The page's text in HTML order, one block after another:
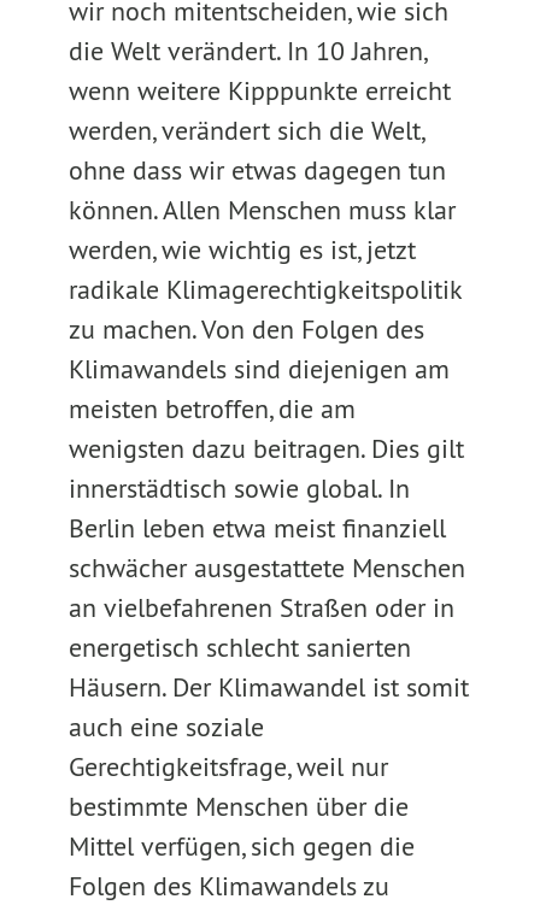
wir noch mitentscheiden, wie sich
die Welt verändert. In 10 Jahren,
wenn weitere Kipppunkte erreicht
werden, verändert sich die Welt,
ohne dass wir etwas dagegen tun
können. Allen Menschen muss klar
werden, wie wichtig es ist, jetzt
radikale Klimagerechtigkeitspolitik
zu machen. Von den Folgen des
Klimawandels sind diejenigen am
meisten betroffen, die am
wenigsten dazu beitragen. Dies gilt
innerstädtisch sowie global. In
Berlin leben etwa meist finanziell
schwächer ausgestattete Menschen
an vielbefahrenen Straßen oder in
energetisch schlecht sanierten
Häusern. Der Klimawandel ist somit
auch eine soziale
Gerechtigkeitsfrage, weil nur
bestimmte Menschen über die
Mittel verfügen, sich gegen die
Folgen des Klimawandels zu